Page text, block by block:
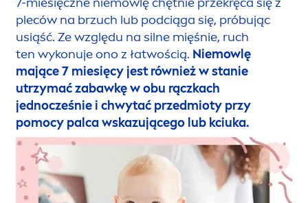
pleców na brzuch lub podciąga się, próbując
usiąść. Ze względu na silne mięśnie, ruch
ten wykonuje ono z łatwością. Niemowlę
mające 7 miesięcy jest również w stanie
utrzymać zabawkę w obu rączkach
jednocześnie i chwytać przedmioty przy
pomocy palca wskazującego lub kciuka.